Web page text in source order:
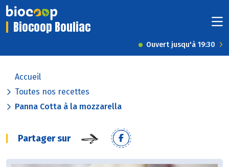
Biocoop Bouliac
Ouvert jusqu'à 19:30
Accueil
Toutes nos recettes
Panna Cotta à la mozzarella
Partager sur